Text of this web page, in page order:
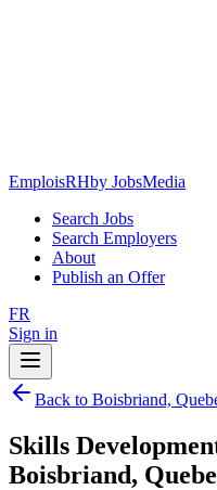
EmploisRHby JobsMedia
Search Jobs
Search Employers
About
Publish an Offer
FR
Sign in
Back to Boisbriand,
Skills
Boisbriand,